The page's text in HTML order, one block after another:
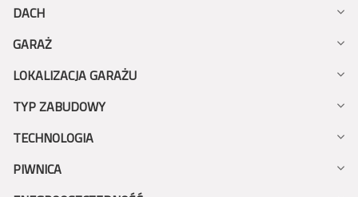
DACH
GARAŻ
LOKALIZACJA GARAŻU
TYP ZABUDOWY
TECHNOLOGIA
PIWNICA